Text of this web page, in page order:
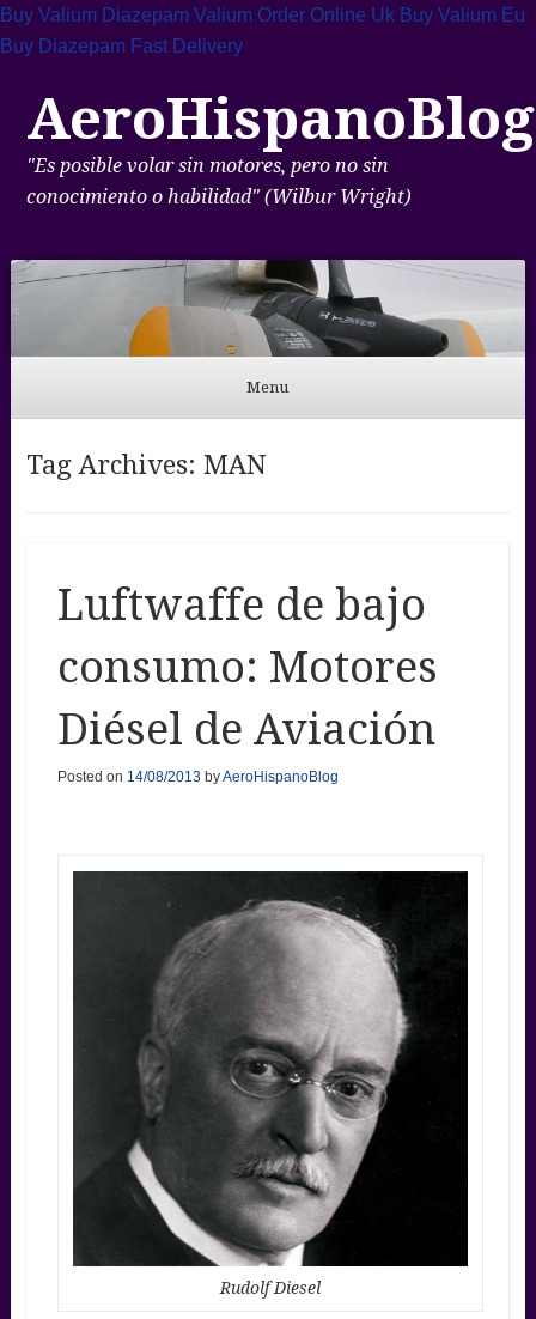
Buy Valium Diazepam Valium Order Online Uk Buy Valium Eu
Buy Diazepam Fast Delivery
AeroHispanoBlog
"Es posible volar sin motores, pero no sin
conocimiento o habilidad" (Wilbur Wright)
Menu
Tag Archives: MAN
Luftwaffe de bajo
consumo: Motores
Diésel de Aviación
Posted on 14/08/2013 byAeroHispanoBlog
Rudolf Diesel